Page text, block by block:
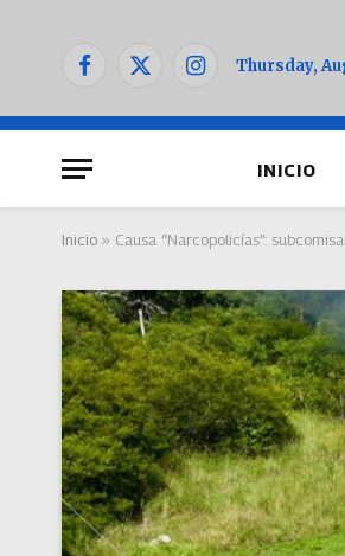
Facebook
X
Instagram
Thursday,
INICIO
Inicio » Causa “Narcopolicías”: